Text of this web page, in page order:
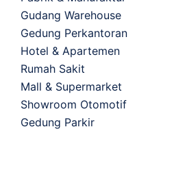
Gudang Warehouse
Gedung Perkantoran
Hotel & Apartemen
Rumah Sakit
Mall & Supermarket
Showroom Otomotif
Gedung Parkir